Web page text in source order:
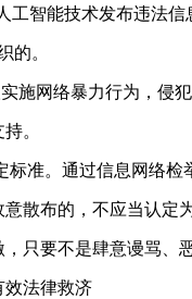
工智能技术发布违法信
的。
施网络暴力行为，侵
。
标准。通过信息网络
散布的，不应当认定
只要不是肆意谩骂、
效法律救济